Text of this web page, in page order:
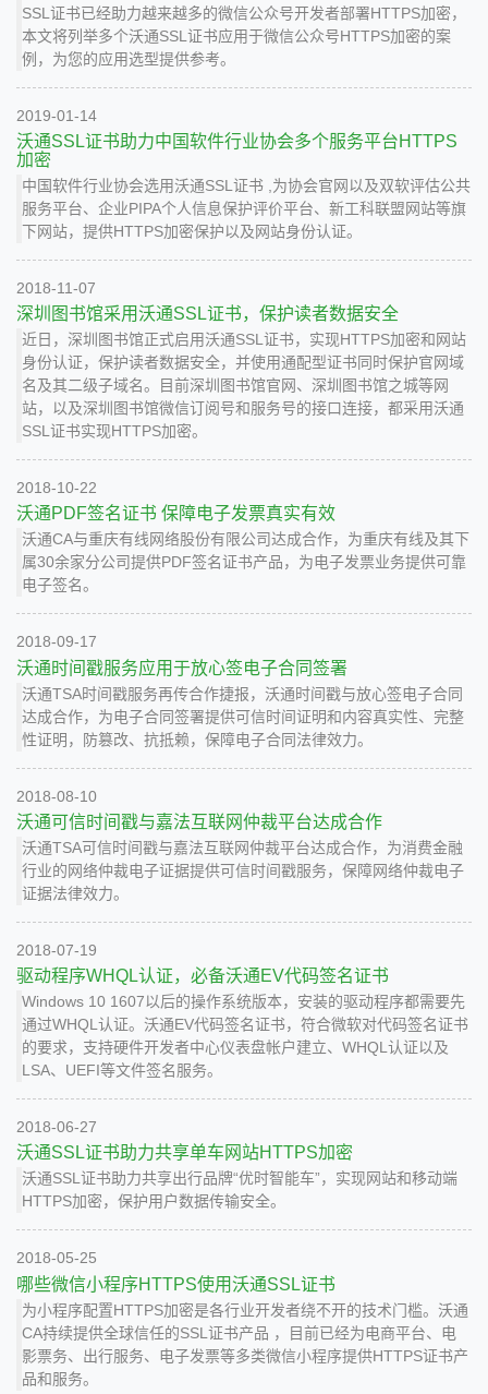
SSL证书已经助力越来越多的微信公众号开发者部署HTTPS加密，
本文将列举多个沃通SSL证书应用于微信公众号HTTPS加密的案
例，为您的应用选型提供参考。
2019-01-14
沃通SSL证书助力中国软件行业协会多个服务平台HTTPS
加密
中国软件行业协会选用沃通SSL证书 ,为协会官网以及双软评估公共
服务平台、企业PIPA个人信息保护评价平台、新工科联盟网站等旗
下网站，提供HTTPS加密保护以及网站身份认证。
2018-11-07
深圳图书馆采用沃通SSL证书，保护读者数据安全
近日，深圳图书馆正式启用沃通SSL证书，实现HTTPS加密和网站
身份认证，保护读者数据安全，并使用通配型证书同时保护官网域
名及其二级子域名。目前深圳图书馆官网、深圳图书馆之城等网
站，以及深圳图书馆微信订阅号和服务号的接口连接，都采用沃通
SSL证书实现HTTPS加密。
2018-10-22
沃通PDF签名证书 保障电子发票真实有效
沃通CA与重庆有线网络股份有限公司达成合作，为重庆有线及其下
属30余家分公司提供PDF签名证书产品，为电子发票业务提供可靠
电子签名。
2018-09-17
沃通时间戳服务应用于放心签电子合同签署
沃通TSA时间戳服务再传合作捷报，沃通时间戳与放心签电子合同
达成合作，为电子合同签署提供可信时间证明和内容真实性、完整
性证明，防篡改、抗抵赖，保障电子合同法律效力。
2018-08-10
沃通可信时间戳与嘉法互联网仲裁平台达成合作
沃通TSA可信时间戳与嘉法互联网仲裁平台达成合作，为消费金融
行业的网络仲裁电子证据提供可信时间戳服务，保障网络仲裁电子
证据法律效力。
2018-07-19
驱动程序WHQL认证，必备沃通EV代码签名证书
Windows 10 1607以后的操作系统版本，安装的驱动程序都需要先
通过WHQL认证。沃通EV代码签名证书，符合微软对代码签名证书
的要求，支持硬件开发者中心仪表盘帐户建立、WHQL认证以及
LSA、UEFI等文件签名服务。
2018-06-27
沃通SSL证书助力共享单车网站HTTPS加密
沃通SSL证书助力共享出行品牌“优时智能车”，实现网站和移动端
HTTPS加密，保护用户数据传输安全。
2018-05-25
哪些微信小程序HTTPS使用沃通SSL证书
为小程序配置HTTPS加密是各行业开发者绕不开的技术门槛。沃通
CA持续提供全球信任的SSL证书产品 ，目前已经为电商平台、电
影票务、出行服务、电子发票等多类微信小程序提供HTTPS证书产
品和服务。